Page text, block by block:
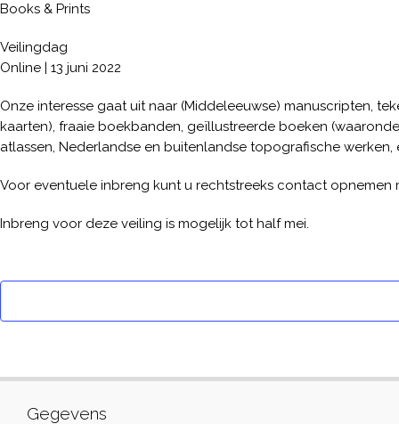
Books & Prints
Veilingdag
Online | 13 juni 2022
Onze interesse gaat uit naar (Middeleeuwse) manuscripten,
kaarten), fraaie boekbanden, geïllustreerde boeken
atlassen, Nederlandse en buitenlandse topografische
Voor eventuele inbreng kunt u rechtstreeks contact
Inbreng voor deze veiling is mogelijk tot half mei.
Gegevens